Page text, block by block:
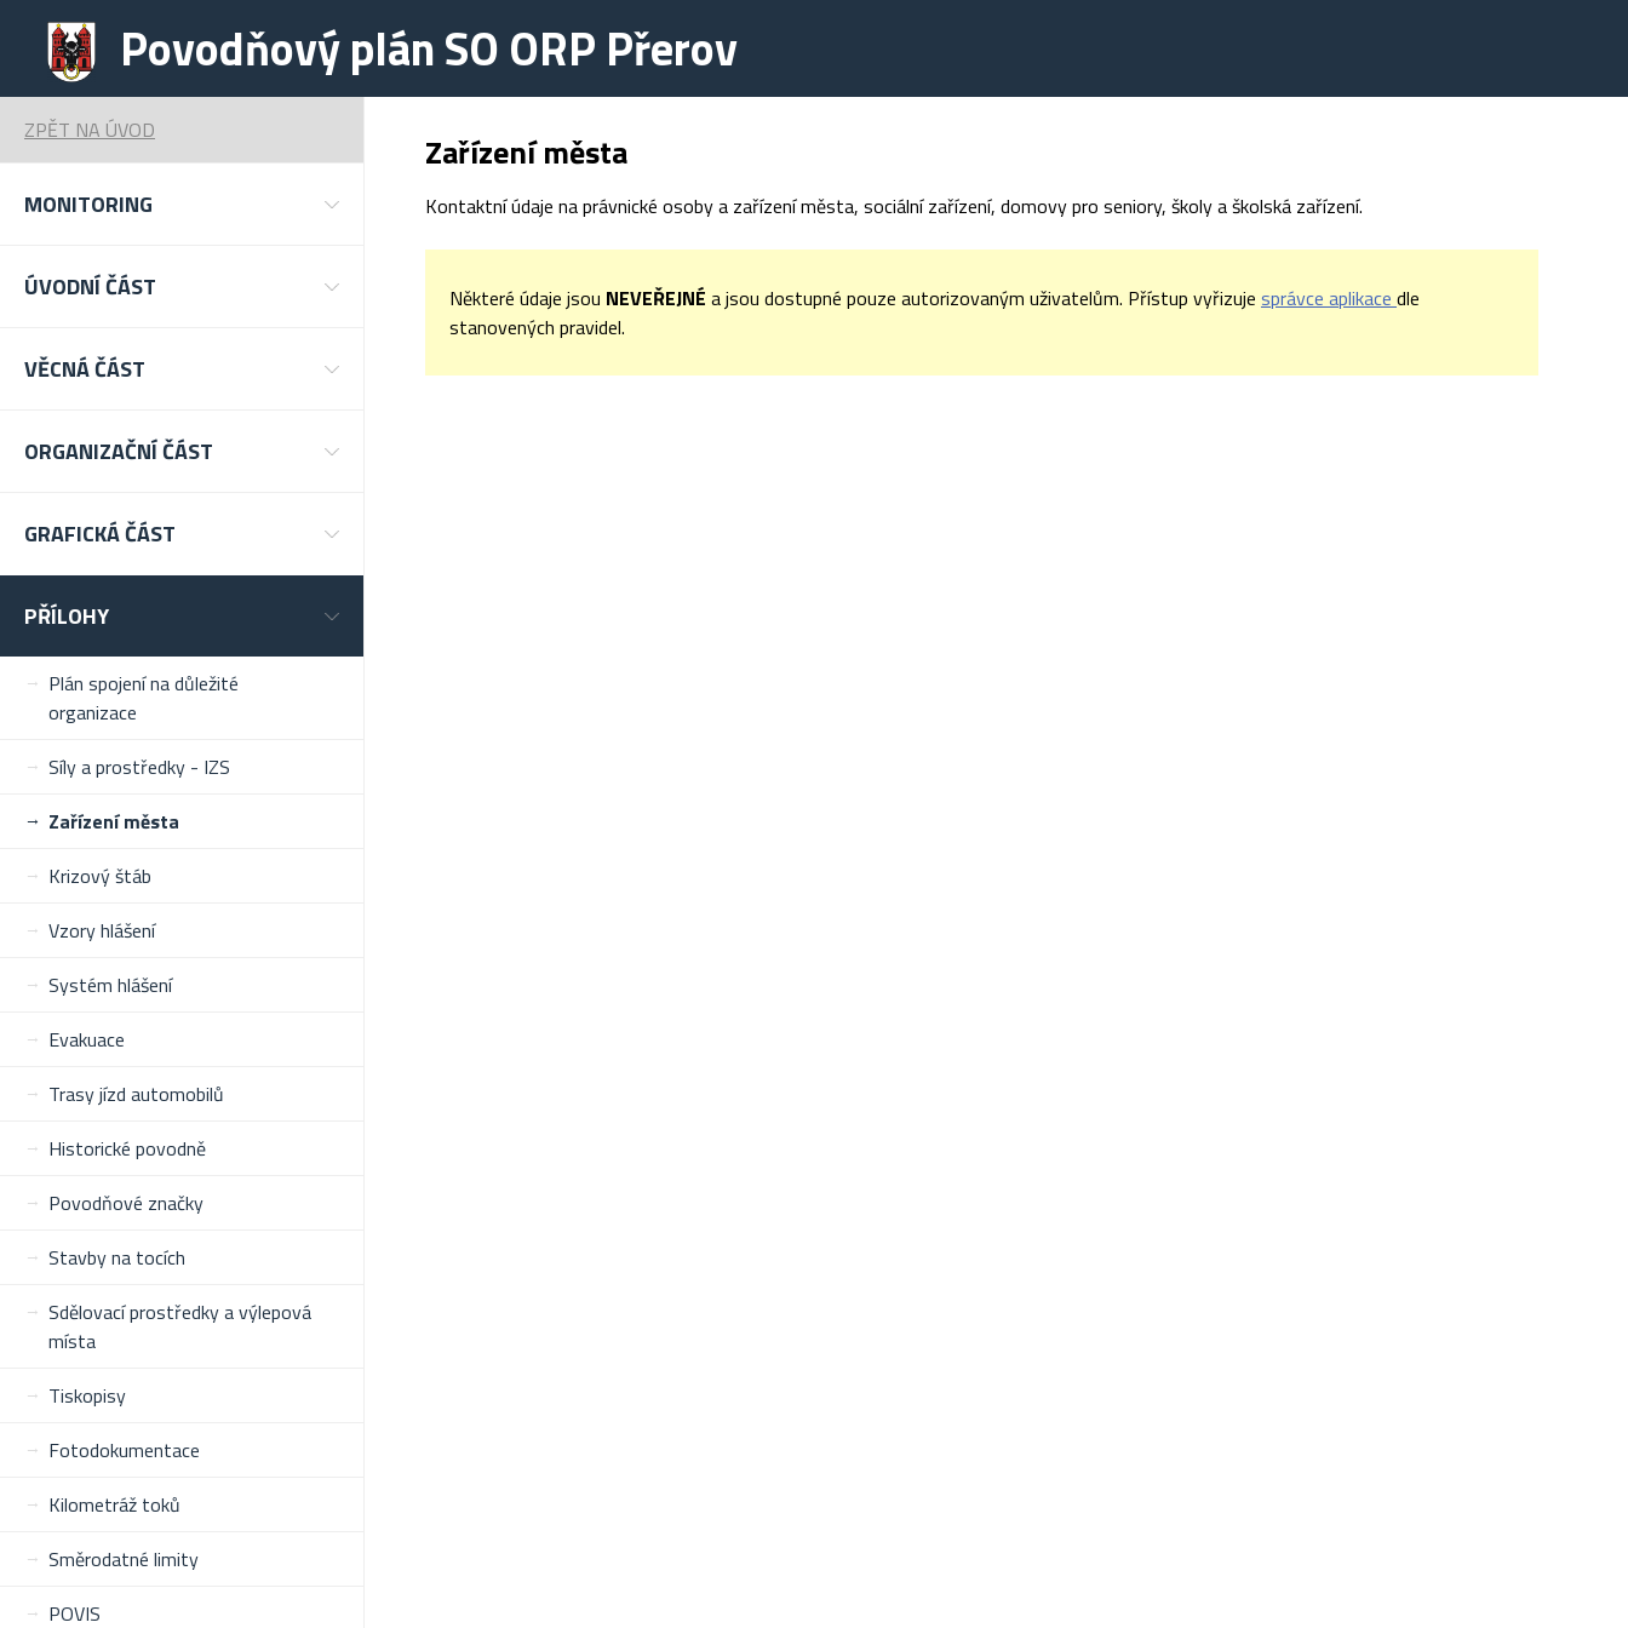
Povodňový plán SO ORP Přerov
ZPĚT NA ÚVOD
MONITORING
ÚVODNÍ ČÁST
VĚCNÁ ČÁST
ORGANIZAČNÍ ČÁST
GRAFICKÁ ČÁST
PŘÍLOHY
Plán spojení na důležité
organizace
Síly a prostředky - IZS
Zařízení města
Krizový štáb
Vzory hlášení
Systém hlášení
Evakuace
Trasy jízd automobilů
Historické povodně
Povodňové značky
Stavby na tocích
Sdělovací prostředky a výlepová
místa
Tiskopisy
Fotodokumentace
Kilometráž toků
Směrodatné limity
POVIS
Zařízení města
Kontaktní údaje na právnické osoby a zařízení města, sociální zařízení, domovy pro seniory, školy a školská zařízení.
Některé údaje jsou NEVEŘEJNÉ a jsou dostupné pouze autorizovaným uživatelům. Přístup vyřizuje správce aplikace dle
stanovených pravidel.